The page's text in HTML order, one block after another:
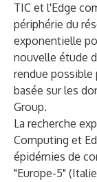
TIC et l'Edge
périphérie du
exponentielle
nouvelle étude
rendue possible
basée sur les
Group.
La recherche
Computing et
épidémies de
"Europe-5"